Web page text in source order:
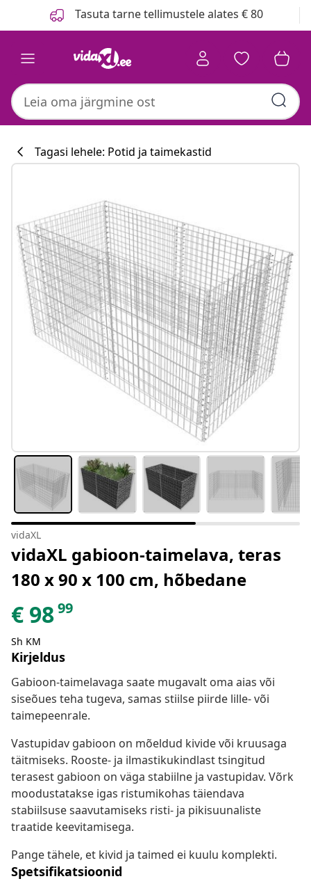
Tasuta tarne tellimustele alates € 80
#sharemevidaxl
Tagasi lehele: Potid ja taimekastid
vidaXL
vidaXL gabioon-taimelava, teras
180 x 90 x 100 cm, hõbedane
€ 9899
Sh KM
Kirjeldus
Gabioon-taimelavaga saate mugavalt oma aias või
siseõues teha tugeva, samas stiilse piirde lille- või
taimepeenrale.
Vastupidav gabioon on mõeldud kivide või kruusaga
täitmiseks. Rooste- ja ilmastikukindlast tsingitud
terasest gabioon on väga stabiilne ja vastupidav. Võrk
moodustatakse igas ristumikohas täiendava
stabiilsuse saavutamiseks risti- ja pikisuunaliste
traatide keevitamisega.
Pange tähele, et kivid ja taimed ei kuulu komplekti.
Spetsifikatsioonid